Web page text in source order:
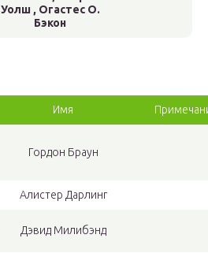
Уолш , Огастес О.
Бэкон
Имя
Гордон Браун
Алистер Дарлинг
Дэвид Милибэнд